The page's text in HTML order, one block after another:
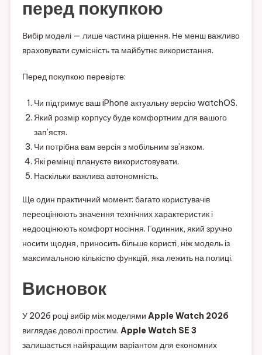
перед покупкою
Вибір моделі — лише частина рішення. Не менш важливо
враховувати сумісність та майбутнє використання.
Перед покупкою перевірте:
Чи підтримує ваш iPhone актуальну версію watchOS.
Який розмір корпусу буде комфортним для вашого
зап’ястя.
Чи потрібна вам версія з мобільним зв’язком.
Які ремінці плануєте використовувати.
Наскільки важлива автономність.
Ще один практичний момент: багато користувачів
переоцінюють значення технічних характеристик і
недооцінюють комфорт носіння. Годинник, який зручно
носити щодня, приносить більше користі, ніж модель із
максимальною кількістю функцій, яка лежить на полиці.
Висновок
У 2026 році вибір між моделями Apple Watch 2026
виглядає доволі простим. Apple Watch SE 3
залишається найкращим варіантом для економних